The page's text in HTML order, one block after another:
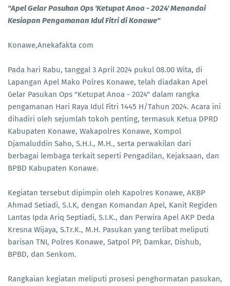
"Apel Gelar Pasukan Ops 'Ketupat Anoa - 2024' Menandai
Kesiapan Pengamanan Idul Fitri di Konawe"
Konawe,Anekafakta com
Pada hari Rabu, tanggal 3 April 2024 pukul 08.00 Wita, di
Lapangan Apel Mako Polres Konawe, telah diadakan Apel
Gelar Pasukan Ops "Ketupat Anoa - 2024" dalam rangka
pengamanan Hari Raya Idul Fitri 1445 H/Tahun 2024. Acara ini
dihadiri oleh sejumlah tokoh penting, termasuk Ketua DPRD
Kabupaten Konawe, Wakapolres Konawe, Kompol
Djamaluddin Saho, S.H.I., M.H., serta perwakilan dari
berbagai lembaga terkait seperti Pengadilan, Kejaksaan, dan
BPBD Kabupaten Konawe.
Kegiatan tersebut dipimpin oleh Kapolres Konawe, AKBP
Ahmad Setiadi, S.I.K, dengan Komandan Apel, Kanit Regiden
Lantas Ipda Ariq Septiadi, S.I.K., dan Perwira Apel AKP Deda
Kresna Wijaya, S.Tr.K., M.H. Pasukan yang terlibat meliputi
barisan TNI, Polres Konawe, Satpol PP, Damkar, Dishub,
BPBD, dan Senkom.
Rangkaian kegiatan meliputi prosesi penghormatan pasukan,